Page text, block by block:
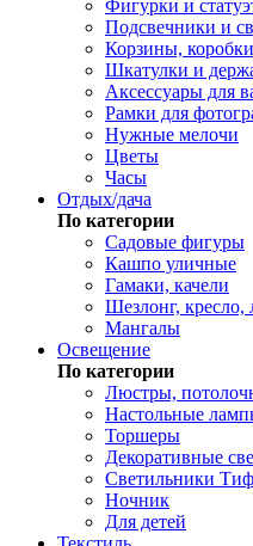
Фигурки и
Подсвечники и
Корзины,
Шкатулки и
Аксессуары для
Рамки для
Нужные мелочи
Цветы
Часы
Отдых/дача
По категории
Садовые фигуры
Кашпо уличные
Гамаки, качели
Шезлонг, кресло,
Мангалы
Освещение
По категории
Люстры,
Настольные
Торшеры
Декоративные
Светильники
Ночник
Для детей